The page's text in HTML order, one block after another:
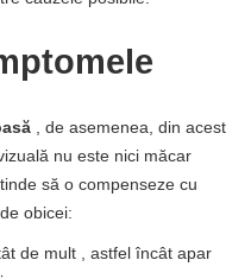
, de asemenea, din acest
nu este nici măcar
să o compenseze cu
obicei:
de mult , astfel încât apar